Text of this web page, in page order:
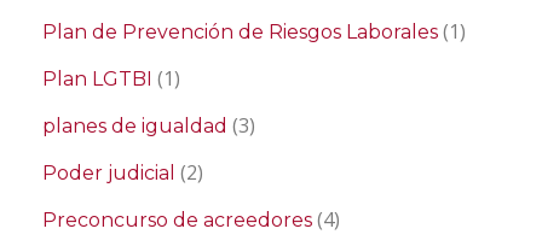
Plan de Prevención de Riesgos Laborales (1)
Plan LGTBI (1)
planes de igualdad (3)
Poder judicial (2)
Preconcurso de acreedores (4)